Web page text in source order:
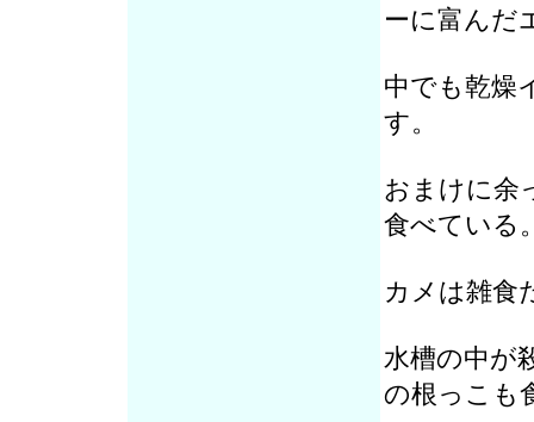
ーに富んだ
中でも乾燥
す。
おまけに余
食べている
カメは雑食
水槽の中が
の根っこも